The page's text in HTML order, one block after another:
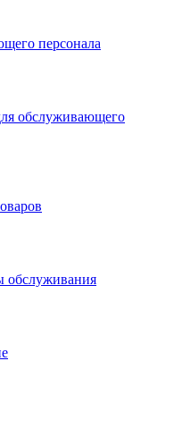
персонала
обслуживающего
обслуживания